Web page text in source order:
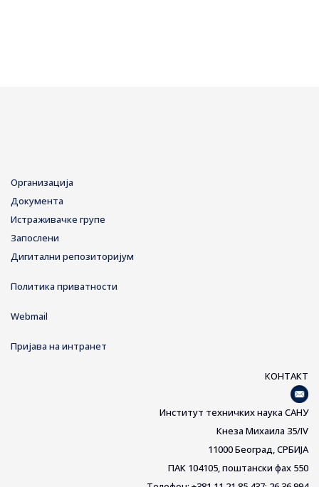
Организација
Документа
Истраживачке групе
Запослени
Дигитални репозиторијум
Политика приватности
Webmail
Пријава на интранет
КОНТАКТ
Институт техничких наука САНУ
Кнеза Михаила 35/IV
11000 Београд, СРБИЈА
ПАК 104105, поштански фах 550